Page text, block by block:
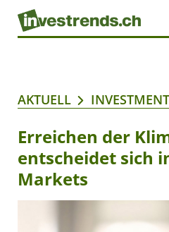
AKTUELL
Erreichen der
entscheidet sich
Markets